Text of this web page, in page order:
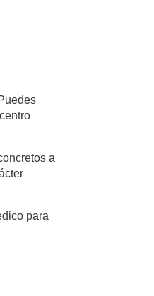
a
para